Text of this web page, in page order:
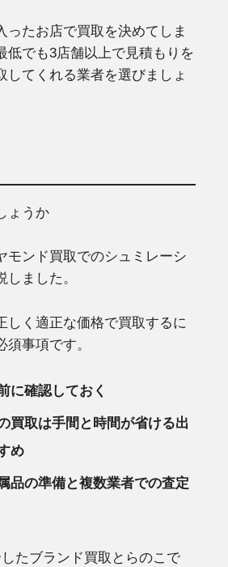
ったお店で買取を決めてしま
低でも3店舗以上で見積もりを
してくれる業者を選びましょ
ょうか
モンド買取でのシュミレーシ
しました。
しく適正な価格で買取するに
事項です。
に確認しておく
買取は手間と時間が省ける出
め
品の準備と複数業者での査定
たブランド買取とらのこで